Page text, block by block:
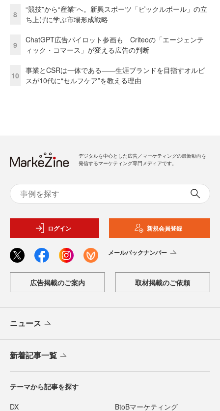
8
“競技”から“産業”へ。新興スポーツ「ピックルボール」の立
ち上げに学ぶ市場形成戦略
9
ChatGPT広告パイロット参画も Criteoの「エージェンテ
ィック・コマース」が変える広告の判断
10
事業とCSRは一体である――生涯ブランドを目指すオルビ
スが10代に“セルフケア”を教える理由
デジタルを中心とした広告／マーケティングの最新動向を
発信するマーケティング専門メディアです。
ログイン 新規会員登録
メールバックナンバー
広告掲載のご案内 取材掲載のご依頼
ニュース
新着記事一覧
テーマから記事を探す
DX BtoBマーケティング